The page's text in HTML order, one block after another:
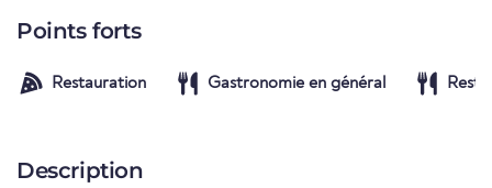
Points forts
Restauration Gastronomie en général
Description